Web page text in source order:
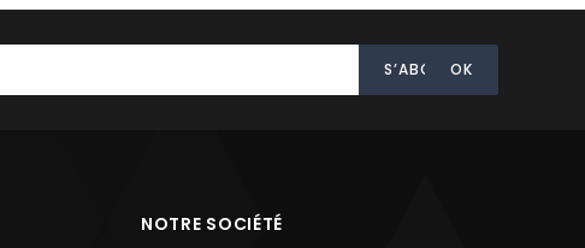
NOTRE SOCIÉTÉ